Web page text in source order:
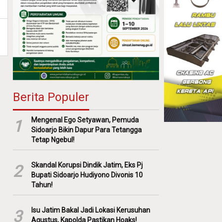
Berita Populer
1
Mengenal Ego Setyawan, Pemuda
Sidoarjo Bikin Dapur Para Tetangga
Tetap Ngebul!
2
Skandal Korupsi Dindik Jatim, Eks Pj
Bupati Sidoarjo Hudiyono Divonis 10
Tahun!
3
Isu Jatim Bakal Jadi Lokasi Kerusuhan
Agustus, Kapolda Pastikan Hoaks!